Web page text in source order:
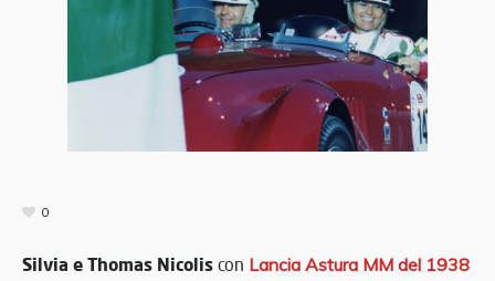
0
Silvia e Thomas Nicolis con Lancia Astura MM del 1938